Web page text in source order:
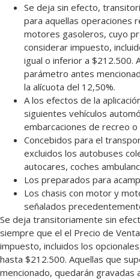
Se deja sin efecto,
para aquellas operaciones
motores gasoleros, cuyo
considerar impuesto,
igual o inferior a $212.500.
parámetro antes
la alícuota del 12,50%.
A los efectos de la
siguientes vehículos
embarcaciones de recreo
Concebidos para el
excluidos los autobuses
autocares, coches
Los preparados para
Los chasis con motor y
señalados
Se deja transitoriamente sin
siempre que el el Precio de
impuesto, incluidos los
hasta $212.500. Aquellas que
mencionado, quedarán gravadas